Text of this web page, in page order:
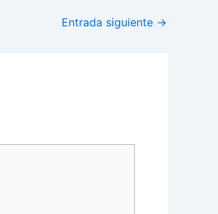
Entrada siguiente →